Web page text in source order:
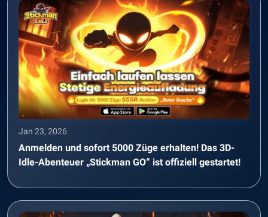
Jan 23, 2026
Anmelden und sofort 5000 Züge erhalten! Das 3D-
Idle-Abenteuer „Stickman GO“ ist offiziell gestartet!